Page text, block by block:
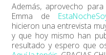
Además, aprovecho
Emma de
hicieron una entrevista
y que hoy mismo han
resultado y espero que